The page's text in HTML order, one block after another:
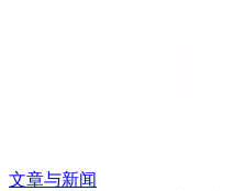
文章与新闻